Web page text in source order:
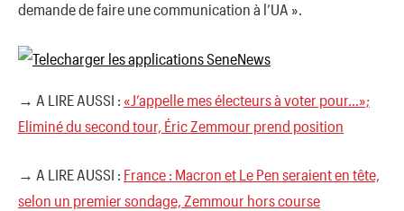
demande de faire une communication à l’UA ».
→ A LIRE AUSSI : «J’appelle mes électeurs à voter pour…»;
Eliminé du second tour, Éric Zemmour prend position
→ A LIRE AUSSI : France : Macron et Le Pen seraient en tête,
selon un premier sondage, Zemmour hors course